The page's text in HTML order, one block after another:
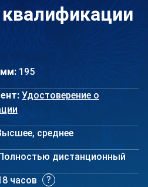
195
Удостоверение о
среднее
дистанционный
часов